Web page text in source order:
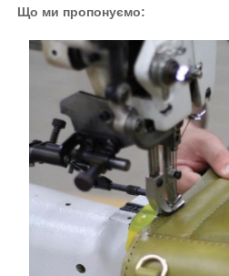
Що ми пропонуємо: